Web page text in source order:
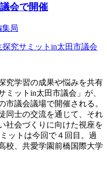
会で開催
局
探究サミットin太田市議会
究学習の成果や悩みを共有
ミットin太田市議会」が、
市議会議場で開催される。
同士の交流を通じて、それ
社会づくりに向けた視座を
ットは今回で４回目。過
校、共愛学園前橋国際大学